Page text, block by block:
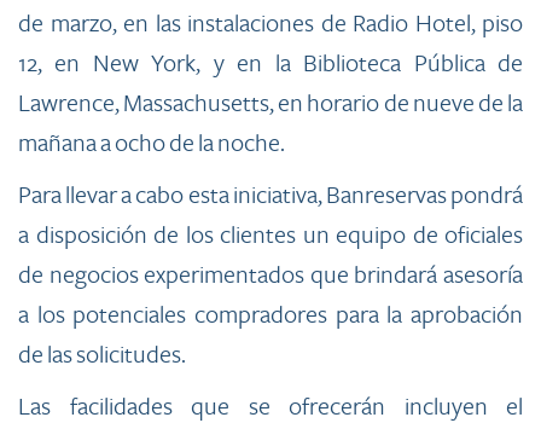
de marzo, en las instalaciones de Radio Hotel, piso
12, en New York, y en la Biblioteca Pública de
Lawrence, Massachusetts, en horario de nueve de la
mañana a ocho de la noche.
Para llevar a cabo esta iniciativa, Banreservas pondrá
a disposición de los clientes un equipo de oficiales
de negocios experimentados que brindará asesoría
a los potenciales compradores para la aprobación
de las solicitudes.
Las facilidades que se ofrecerán incluyen el